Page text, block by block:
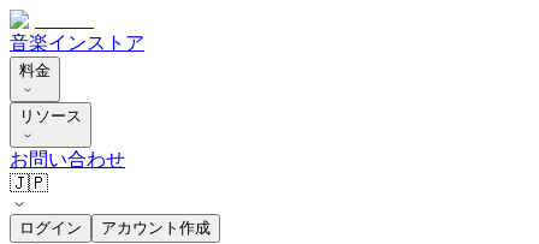
音楽インストア
料金
リソース
お問い合わせ
🇯🇵
ログイン アカウント作成